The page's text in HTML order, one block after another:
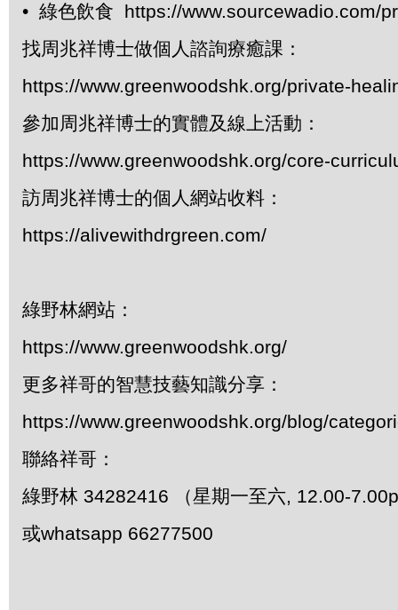
• 綠色飲食 https://www.sourcewadio.com/
找周兆祥博士做個人諮詢療癒課：
https://www.greenwoodshk.org/private-
參加周兆祥博士的實體及線上活動：
https://www.greenwoodshk.org/core-
訪周兆祥博士的個人網站收料：
https://alivewithdrgreen.com/
綠野林網站：
https://www.greenwoodshk.org/
更多祥哥的智慧技藝知識分享：
https://www.greenwoodshk.org/blog/
聯絡祥哥：
綠野林 34282416 （星期一至六, 12.00-
或whatsapp 66277500